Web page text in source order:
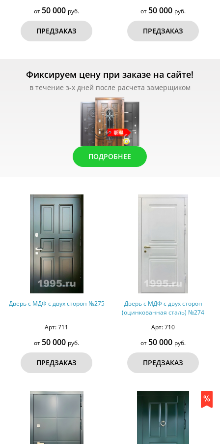
от 50 000 руб.
ПРЕДЗАКАЗ
от 50 000 руб.
ПРЕДЗАКАЗ
Фиксируем цену при заказе на сайте!
в течение з-х дней после расчета замерщиком
ПОДРОБНЕЕ
Дверь с МДФ с двух сторон №275
Арт: 711
от 50 000 руб.
ПРЕДЗАКАЗ
Дверь с МДФ с двух сторон
(оцинкованная сталь) №274
Арт: 710
от 50 000 руб.
ПРЕДЗАКАЗ